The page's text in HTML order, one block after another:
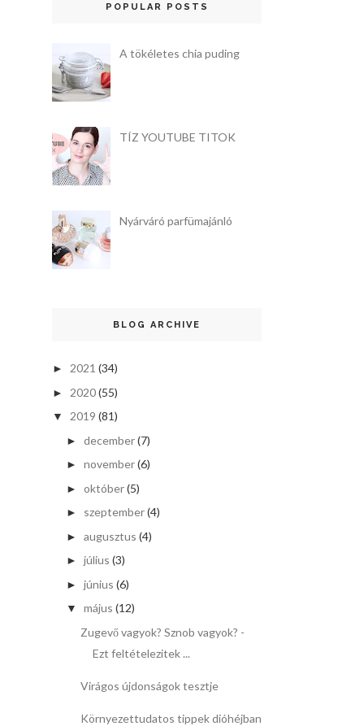
POPULAR POSTS
A tökéletes chia puding
TÍZ YOUTUBE TITOK
Nyárváró parfümajánló
BLOG ARCHIVE
► 2021 (34)
► 2020(55)
▼ 2019 (81)
► december(7)
► november(6)
► október(5)
► szeptember(4)
► augusztus (4)
► július (3)
► június (6)
▼ május (12)
Zugevő vagyok? Sznob vagyok? -
Ezt feltételezitek ...
Virágos újdonságok tesztje
Környezettudatos tippek dióhéjban